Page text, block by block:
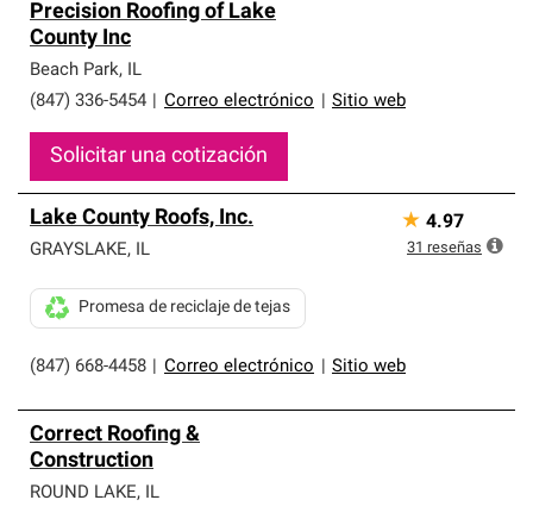
Precision Roofing of Lake
County Inc
Beach Park, IL
(847) 336-5454
Correo electrónico Sitio web
Solicitar una cotización
Lake County Roofs, Inc.
GRAYSLAKE, IL
(847) 668-4458 Correo electrónico Sitio web
Promesa de reciclaje de tejas
★ 4.97
31 reseñas
Correct Roofing &
Construction
ROUND LAKE, IL